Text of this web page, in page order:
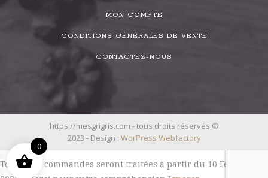
MON COMPTE
CONDITIONS GÉNÉRALES DE VENTE
CONTACTEZ-NOUS
https://mesgrigris.com - tous droits réservés ©
2023 - Design : WorPress Webfactory
Toutes les commandes seront traitées à partir du 10 Février
0